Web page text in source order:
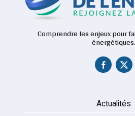
Comprendre les enjeux pour
énergétiques.
Actualités